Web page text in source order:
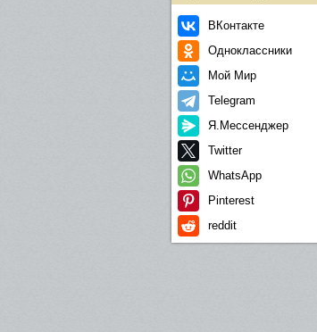
ВКонтакте
Одноклассники
Мой Мир
Telegram
Я.Мессенджер
Twitter
WhatsApp
Pinterest
reddit